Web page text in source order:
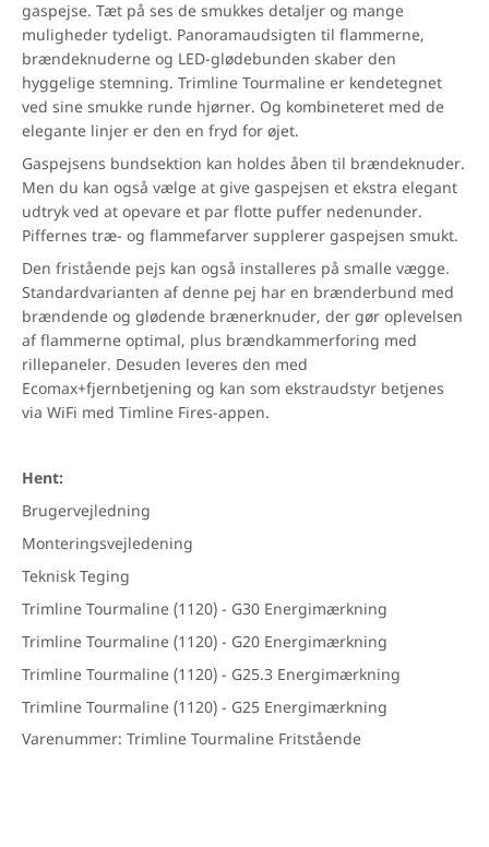
gaspejse. Tæt på ses de smukkes detaljer og mange
muligheder tydeligt. Panoramaudsigten til flammerne,
brændeknuderne og LED-glødebunden skaber den
hyggelige stemning. Trimline Tourmaline er kendetegnet
ved sine smukke runde hjørner. Og kombineteret med de
elegante linjer er den en fryd for øjet.
Gaspejsens bundsektion kan holdes åben til brændeknuder.
Men du kan også vælge at give gaspejsen et ekstra elegant
udtryk ved at opevare et par flotte puffer nedenunder.
Piffernes træ- og flammefarver supplerer gaspejsen smukt.
Den fristående pejs kan også installeres på smalle vægge.
Standardvarianten af denne pej har en brænderbund med
brændende og glødende brænerknuder, der gør oplevelsen
af flammerne optimal, plus brændkammerforing med
rillepaneler. Desuden leveres den med
Ecomax+fjernbetjening og kan som ekstraudstyr betjenes
via WiFi med Timline Fires-appen.
Hent:
Brugervejledning
Monteringsvejledening
Teknisk Teging
Trimline Tourmaline (1120) - G30 Energimærkning
Trimline Tourmaline (1120) - G20 Energimærkning
Trimline Tourmaline (1120) - G25.3 Energimærkning
Trimline Tourmaline (1120) - G25 Energimærkning
Varenummer: Trimline Tourmaline Fritstående